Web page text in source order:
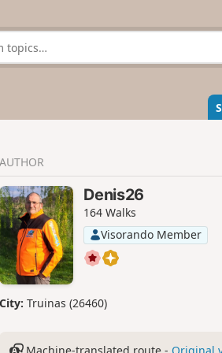
AUTHOR
Denis26
164 Walks
Visorando Member
City: Truinas (26460)
Machine-translated route - Original